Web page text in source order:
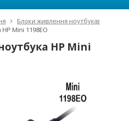
Блоки живлення ноутбуків
Mini 1198EO
HP Mini